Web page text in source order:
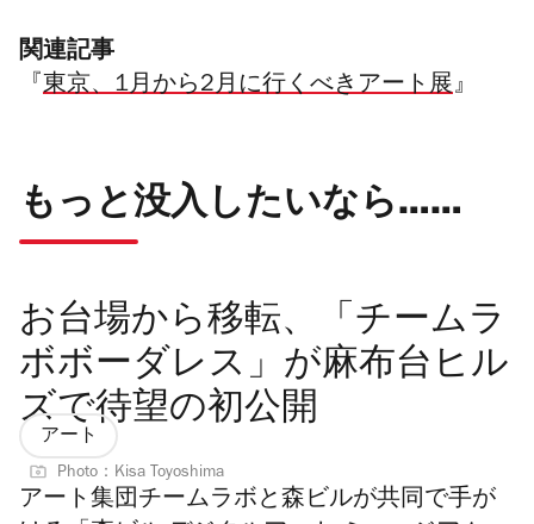
関連記事
『 東京、1月から2月に行くべきアート展』
もっと没入したいなら……
お台場から移転、「チームラ
ボボーダレス」が麻布台ヒル
ズで待望の初公開
アート
Photo：Kisa Toyoshima
アート集団チームラボと森ビルが共同で手が